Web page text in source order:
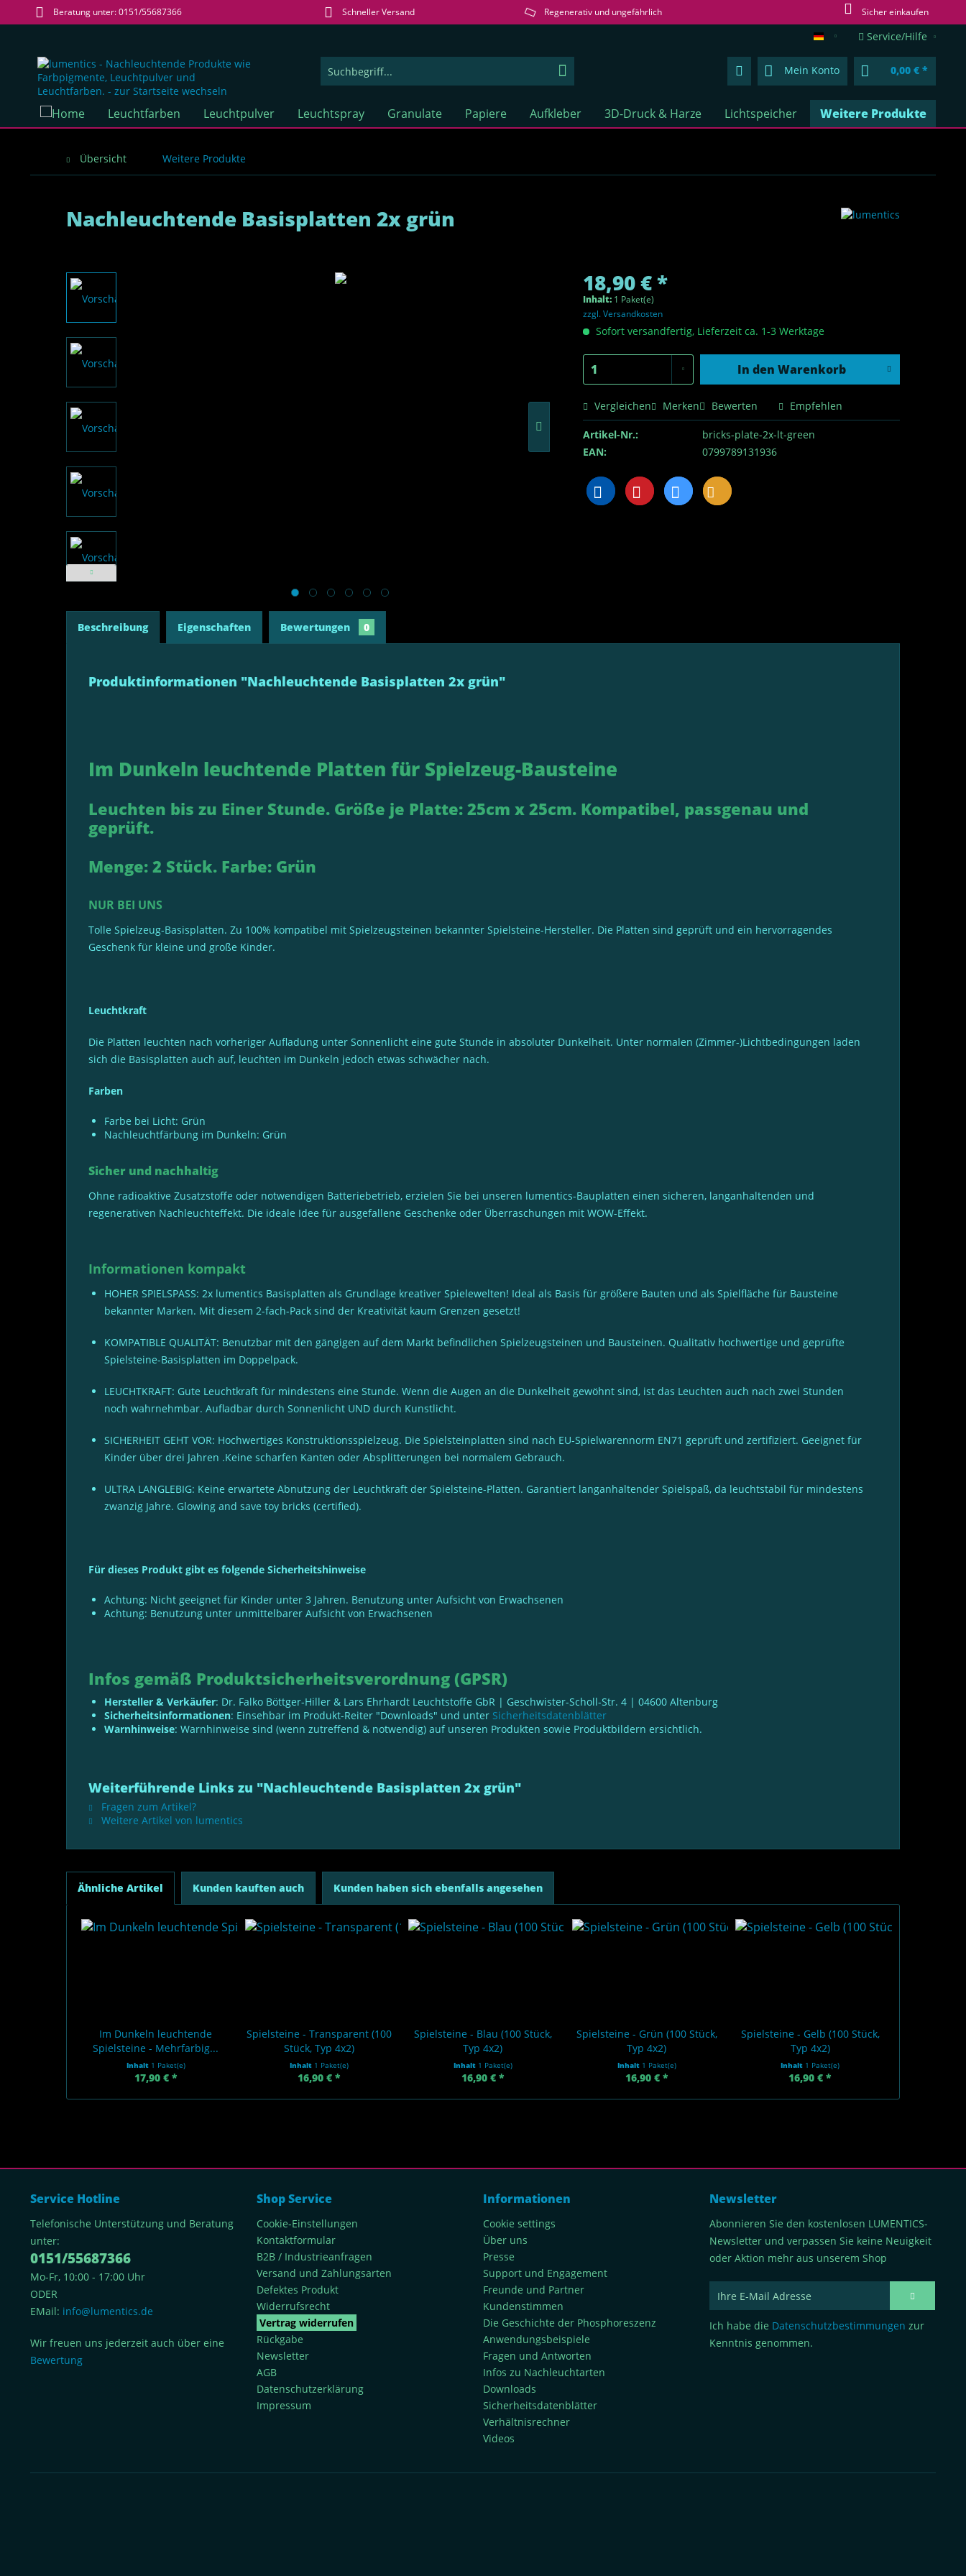
Beratung unter: 0151/55687366 Schneller Versand Regenerativ und ungefährlich Sicher einkaufen
lumentics.de (DE)
Service/Hilfe
Mein Konto 0,00 € *
Leuchtfarben Leuchtpulver Leuchtspray Granulate Papiere Aufkleber 3D-Druck & Harze Lichtspeicher Weitere Produkte
Übersicht Weitere Produkte
Nachleuchtende Basisplatten 2x grün
18,90 € *
Inhalt: 1 Paket(e)
zzgl. Versandkosten
Sofort versandfertig, Lieferzeit ca. 1-3 Werktage
In den Warenkorb
Vergleichen Merken Bewerten Empfehlen
Artikel-Nr.:
bricks-plate-2x-lt-green
EAN:
0799789131936
Beschreibung Eigenschaften Bewertungen 0
Produktinformationen "Nachleuchtende Basisplatten 2x grün"
Im Dunkeln leuchtende Platten für Spielzeug-Bausteine
Leuchten bis zu Einer Stunde. Größe je Platte: 25cm x 25cm. Kompatibel, passgenau und
geprüft.
Menge: 2 Stück. Farbe: Grün
NUR BEI UNS
Tolle Spielzeug-Basisplatten. Zu 100% kompatibel mit Spielzeugsteinen bekannter Spielsteine-Hersteller. Die Platten sind geprüft und ein hervorragendes
Geschenk für kleine und große Kinder.
Leuchtkraft
Die Platten leuchten nach vorheriger Aufladung unter Sonnenlicht eine gute Stunde in absoluter Dunkelheit. Unter normalen (Zimmer-)Lichtbedingungen laden
sich die Basisplatten auch auf, leuchten im Dunkeln jedoch etwas schwächer nach.
Farben
Farbe bei Licht: Grün
Nachleuchtfärbung im Dunkeln: Grün
Sicher und nachhaltig
Ohne radioaktive Zusatzstoffe oder notwendigen Batteriebetrieb, erzielen Sie bei unseren lumentics-Bauplatten einen sicheren, langanhaltenden und
regenerativen Nachleuchteffekt. Die ideale Idee für ausgefallene Geschenke oder Überraschungen mit WOW-Effekt.
Informationen kompakt
HOHER SPIELSPASS: 2x lumentics Basisplatten als Grundlage kreativer Spielewelten! Ideal als Basis für größere Bauten und als Spielfläche für Bausteine
bekannter Marken. Mit diesem 2-fach-Pack sind der Kreativität kaum Grenzen gesetzt!
KOMPATIBLE QUALITÄT: Benutzbar mit den gängigen auf dem Markt befindlichen Spielzeugsteinen und Bausteinen. Qualitativ hochwertige und geprüfte
Spielsteine-Basisplatten im Doppelpack.
LEUCHTKRAFT: Gute Leuchtkraft für mindestens eine Stunde. Wenn die Augen an die Dunkelheit gewöhnt sind, ist das Leuchten auch nach zwei Stunden
noch wahrnehmbar. Aufladbar durch Sonnenlicht UND durch Kunstlicht.
SICHERHEIT GEHT VOR: Hochwertiges Konstruktionsspielzeug. Die Spielsteinplatten sind nach EU-Spielwarennorm EN71 geprüft und zertifiziert. Geeignet für
Kinder über drei Jahren .Keine scharfen Kanten oder Absplitterungen bei normalem Gebrauch.
ULTRA LANGLEBIG: Keine erwartete Abnutzung der Leuchtkraft der Spielsteine-Platten. Garantiert langanhaltender Spielspaß, da leuchtstabil für mindestens
zwanzig Jahre. Glowing and save toy bricks (certified).
Für dieses Produkt gibt es folgende Sicherheitshinweise
Achtung: Nicht geeignet für Kinder unter 3 Jahren. Benutzung unter Aufsicht von Erwachsenen
Achtung: Benutzung unter unmittelbarer Aufsicht von Erwachsenen
Infos gemäß Produktsicherheitsverordnung (GPSR)
Hersteller & Verkäufer: Dr. Falko Böttger-Hiller & Lars Ehrhardt Leuchtstoffe GbR | Geschwister-Scholl-Str. 4 | 04600 Altenburg
Sicherheitsinformationen: Einsehbar im Produkt-Reiter "Downloads" und unter Sicherheitsdatenblätter
Warnhinweise: Warnhinweise sind (wenn zutreffend & notwendig) auf unseren Produkten sowie Produktbildern ersichtlich.
Weiterführende Links zu "Nachleuchtende Basisplatten 2x grün"
Fragen zum Artikel?
Weitere Artikel von lumentics
Ähnliche Artikel Kunden kauften auch Kunden haben sich ebenfalls angesehen
Im Dunkeln leuchtende
Spielsteine - Mehrfarbig...
Inhalt 1 Paket(e)
17,90 € *
Spielsteine - Transparent (100
Stück, Typ 4x2)
Inhalt 1 Paket(e)
16,90 € *
Spielsteine - Blau (100 Stück,
Typ 4x2)
Inhalt 1 Paket(e)
16,90 € *
Spielsteine - Grün (100 Stück,
Typ 4x2)
Inhalt 1 Paket(e)
16,90 € *
Spielsteine - Gelb (100 Stück,
Typ 4x2)
Inhalt 1 Paket(e)
16,90 € *
Service Hotline
Telefonische Unterstützung und Beratung
unter:
0151/55687366
Mo-Fr, 10:00 - 17:00 Uhr
ODER
EMail: info@lumentics.de
Wir freuen uns jederzeit auch über eine
Bewertung
Shop Service
Cookie-Einstellungen
Kontaktformular
B2B / Industrieanfragen
Versand und Zahlungsarten
Defektes Produkt
Widerrufsrecht
Vertrag widerrufen
Rückgabe
Newsletter
AGB
Datenschutzerklärung
Impressum
Informationen
Cookie settings
Über uns
Presse
Support und Engagement
Freunde und Partner
Kundenstimmen
Die Geschichte der Phosphoreszenz
Anwendungsbeispiele
Fragen und Antworten
Infos zu Nachleuchtarten
Downloads
Sicherheitsdatenblätter
Verhältnisrechner
Videos
Newsletter
Abonnieren Sie den kostenlosen LUMENTICS-
Newsletter und verpassen Sie keine Neuigkeit
oder Aktion mehr aus unserem Shop
Ich habe die Datenschutzbestimmungen zur
Kenntnis genommen.